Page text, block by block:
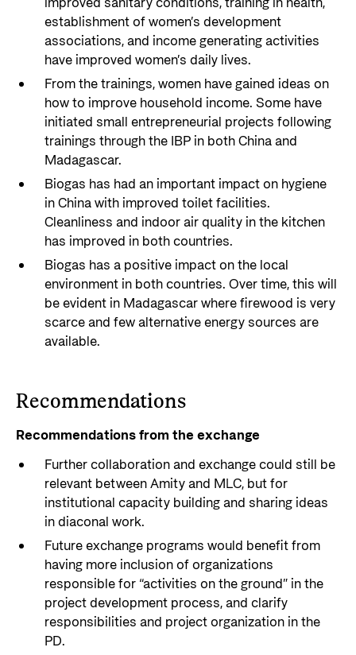
establishment of women’s development
associations, and income generating activities
have improved women’s daily lives.
From the trainings, women have gained ideas on
how to improve household income. Some have
initiated small entrepreneurial projects following
trainings through the IBP in both China and
Madagascar.
Biogas has had an important impact on hygiene
in China with improved toilet facilities.
Cleanliness and indoor air quality in the kitchen
has improved in both countries.
Biogas has a positive impact on the local
environment in both countries. Over time, this will
be evident in Madagascar where firewood is very
scarce and few alternative energy sources are
available.
Recommendations
Recommendations from the exchange
Further collaboration and exchange could still be
relevant between Amity and MLC, but for
institutional capacity building and sharing ideas
in diaconal work.
Future exchange programs would benefit from
having more inclusion of organizations
responsible for “activities on the ground” in the
project development process, and clarify
responsibilities and project organization in the
PD.